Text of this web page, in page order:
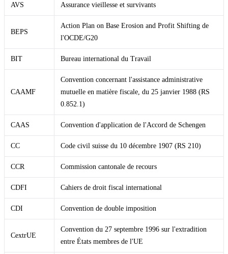
AVS Assurance vieillesse et survivants
BEPS
Action Plan on Base Erosion and Profit Shifting de
l'OCDE/G20
BIT Bureau international du Travail
CAAMF
Convention concernant l'assistance administrative
mutuelle en matière fiscale, du 25 janvier 1988 (RS
0.852.1)
CAAS Convention d'application de l'Accord de Schengen
CC Code civil suisse du 10 décembre 1907 (RS 210)
CCR Commission cantonale de recours
CDFI Cahiers de droit fiscal international
CDI Convention de double imposition
CextrUE
Convention du 27 septembre 1996 sur l'extradition
entre États membres de l'UE